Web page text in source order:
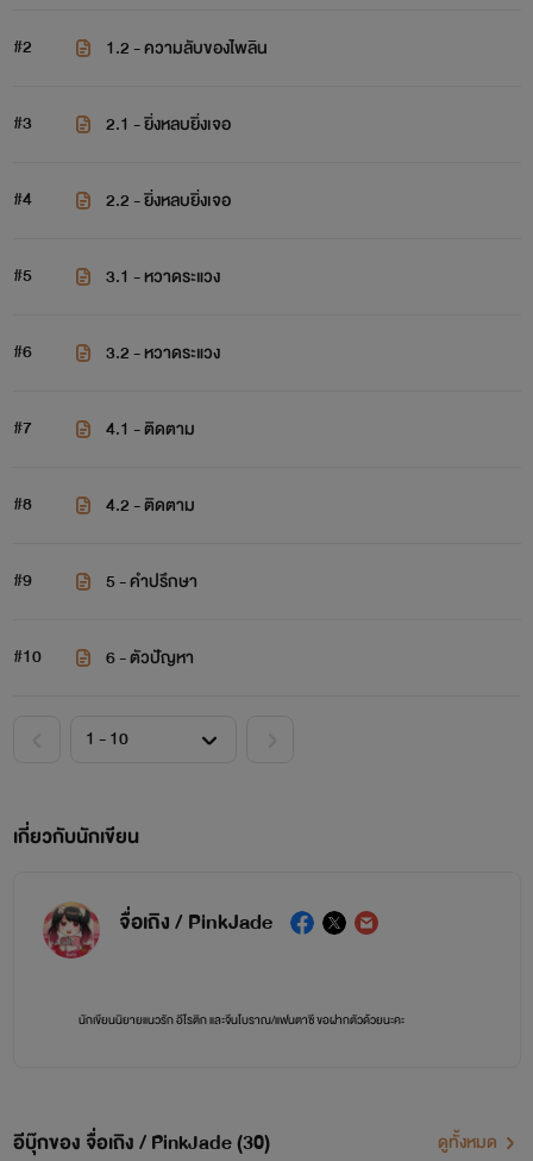
#2 1.2 - ความลับของไพลิน
#3 2.1 - ยิ่งหลบยิ่งเจอ
#4 2.2 - ยิ่งหลบยิ่งเจอ
#5 3.1 - หวาดระแวง
#6 3.2 - หวาดระแวง
#7 4.1 - ติดตาม
#8 4.2 - ติดตาม
#9 5 - คำปรึกษา
#10 6 - ตัวปัญหา
เกี่ยวกับนักเขียน
จื่อเถิง / PinkJade
นักเขียนนิยายแนวรัก อีโรติก และจีนโบราณ/แฟนตาซี ขอฝากตัวด้วยนะคะ
อีบุ๊กของ จื่อเถิง / PinkJade (30) ดูทั้งหมด